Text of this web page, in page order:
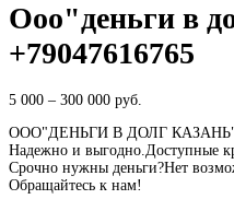
Ооо"деньги в
+79047616765
5 000 – 300 000 руб.
ООО"ДЕНЬГИ В ДОЛГ КАЗАНЬ"
Надежно и выгодно.Доступные
Срочно нужны деньги?Нет
Обращайтесь к нам!